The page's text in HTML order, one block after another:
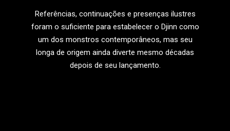
Referências, continuações e presenças ilustres
foram o suficiente para estabelecer o Djinn como
um dos monstros contemporâneos, mas seu
longa de origem ainda diverte mesmo décadas
depois de seu lançamento.